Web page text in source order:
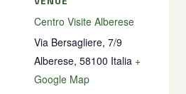
Centro Visite Alberese
Via Bersagliere, 7/9
Alberese, 58100 Italia +
Google Map